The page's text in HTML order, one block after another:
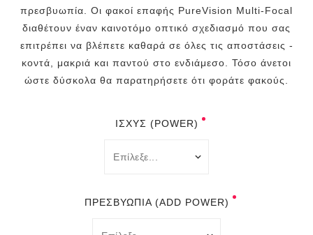
πρεσβυωπία. Οι φακοί επαφής PureVision Multi-Focal
διαθέτουν έναν καινοτόμο οπτικό σχεδιασμό που σας
επιτρέπει να βλέπετε καθαρά σε όλες τις αποστάσεις -
κοντά, μακριά και παντού στο ενδιάμεσο. Τόσο άνετοι
ώστε δύσκολα θα παρατηρήσετε ότι φοράτε φακούς.
ΙΣΧΎΣ (POWER)
ΠΡΕΣΒΥΩΠΊΑ (ADD POWER)